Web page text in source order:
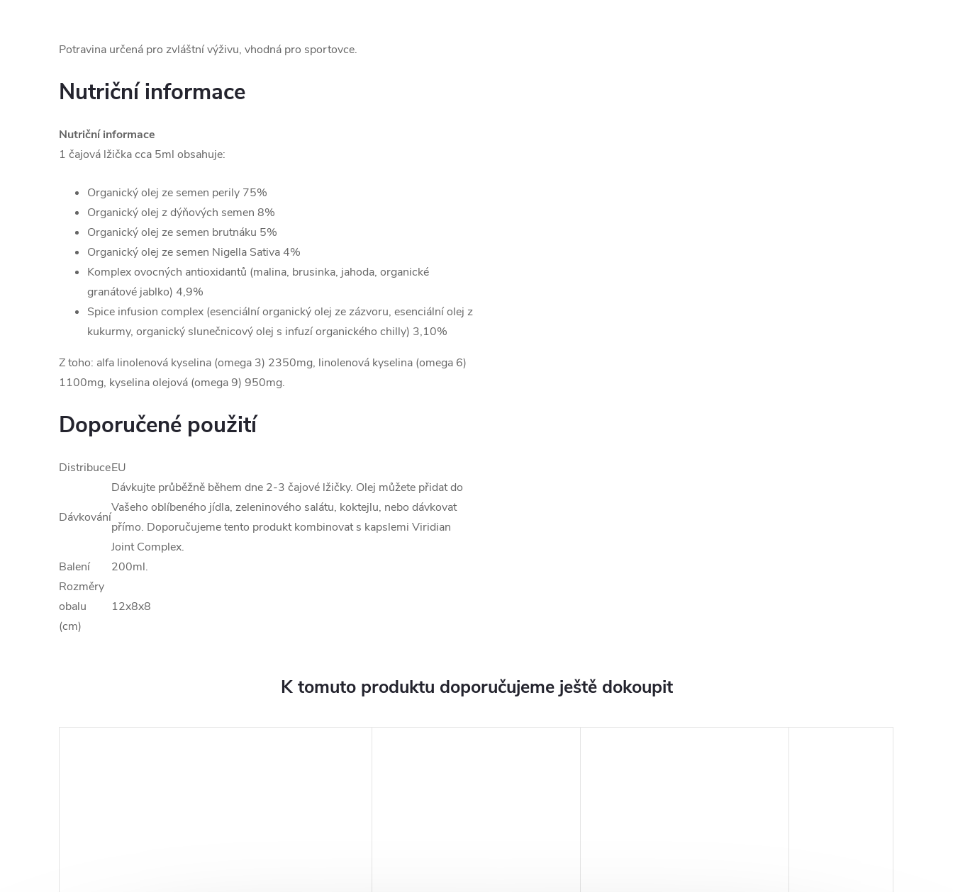
Potravina určená pro zvláštní výživu, vhodná pro sportovce.
Nutriční informace
Nutriční informace
1 čajová lžička cca 5ml obsahuje:
Organický olej ze semen perily 75%
Organický olej z dýňových semen 8%
Organický olej ze semen brutnáku 5%
Organický olej ze semen Nigella Sativa 4%
Komplex ovocných antioxidantů (malina, brusinka, jahoda, organické
granátové jablko) 4,9%
Spice infusion complex (esenciální organický olej ze zázvoru, esenciální olej z
kukurmy, organický slunečnicový olej s infuzí organického chilly) 3,10%
Z toho: alfa linolenová kyselina (omega 3) 2350mg, linolenová kyselina (omega 6)
1100mg, kyselina olejová (omega 9) 950mg.
Doporučené použití
DistribuceEU
Dávkování
Dávkujte průběžně během dne 2-3 čajové lžičky. Olej můžete přidat do
Vašeho oblíbeného jídla, zeleninového salátu, koktejlu, nebo dávkovat
přímo. Doporučujeme tento produkt kombinovat s kapslemi Viridian
Joint Complex.
Balení
200ml.
Rozměry
obalu
(cm)
12x8x8
K tomuto produktu doporučujeme ještě dokoupit